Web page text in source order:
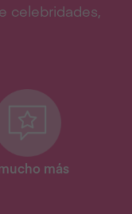
celebridades,
más